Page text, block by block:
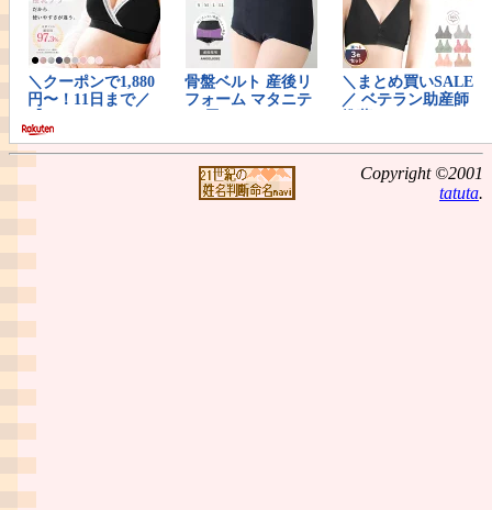
Copyright ©2001
tatuta.